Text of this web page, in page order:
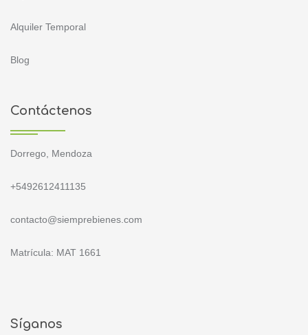
Alquiler Temporal
Blog
Contáctenos
Dorrego, Mendoza
+5492612411135
contacto@siemprebienes.com
Matrícula: MAT 1661
Síganos